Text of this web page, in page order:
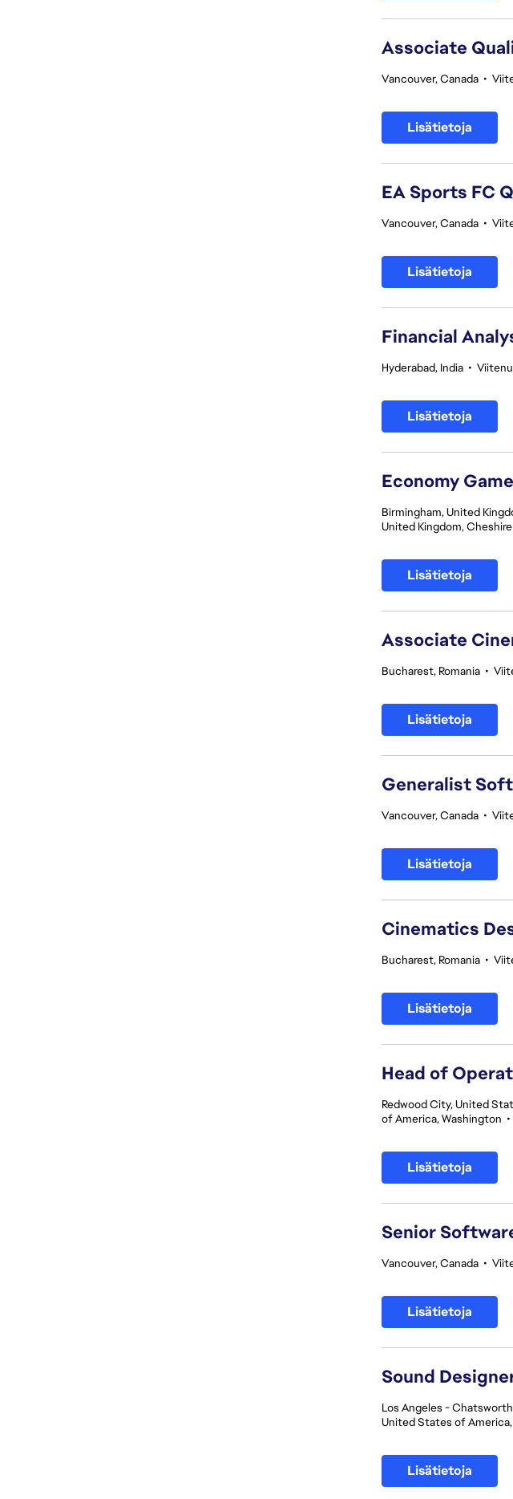
Associate
Vancouver, Canada •
Lisätietoja
EA Sports FC
Vancouver, Canada •
Lisätietoja
Financial
Hyderabad, India •
Lisätietoja
Economy
Birmingham, United
United Kingdom, Cheshire
Lisätietoja
Associate
Bucharest, Romania •
Lisätietoja
Generalist
Vancouver, Canada •
Lisätietoja
Cinematics
Bucharest, Romania •
Lisätietoja
Head of
Redwood City, United
of America, Washington •
Lisätietoja
Senior
Vancouver, Canada •
Lisätietoja
Sound
Los Angeles -
United States of
Lisätietoja